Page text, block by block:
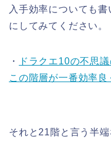
入手効率についても
にしてみてください。
・
ドラクエ10の不思
この階層が一番効率良
それと21階と言う半